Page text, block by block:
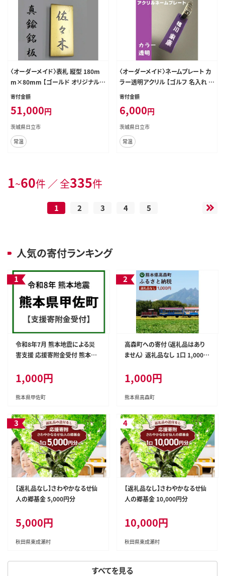
〈オーダーメイド〉表札 縦型 180m
m×80mm 【ゴールド オリジナル
真鍮 エッチング 銘板 縦型 エクステ
寄付金額
51,000円
茨城県日立市
常温
〈オーダーメイド〉ネームプレート カ
ラー透明アクリル 【ゴルフ 名入れ 本
革ベルト付 オリジナル プレゼント
寄付金額
6,000円
茨城県日立市
常温
1~60件 ／ 全335件
1 2 3 4 5
人気の寄付ランキング
すべてを見る
令和8年7月 熊本地震による災
害支援 応援寄附金受付 熊本県
本地方 2026年【返礼品なし】
1,000円
熊本県甲佐町
高森町への寄付（返礼品はあり
ません） 返礼品なし 1口 1,000
1,000円
熊本県高森町
【返礼品なし】さわやかなるせ仙
人の郷基金 5,000円分
5,000円
秋田県東成瀬村
【返礼品なし】さわやかなるせ仙
人の郷基金 10,000円分
10,000円
秋田県東成瀬村